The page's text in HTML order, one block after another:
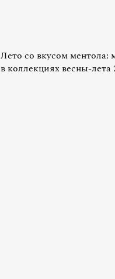
Лето со вкусом ментола:
в коллекциях весны-лета